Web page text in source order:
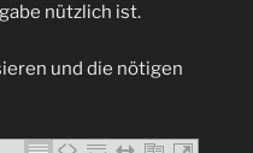
nützlich ist.
und die nötigen